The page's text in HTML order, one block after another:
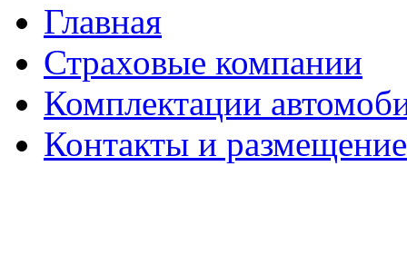
Главная
Страховые компании
Комплектации
Контакты и